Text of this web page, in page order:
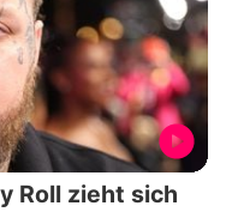
Roll zieht sich